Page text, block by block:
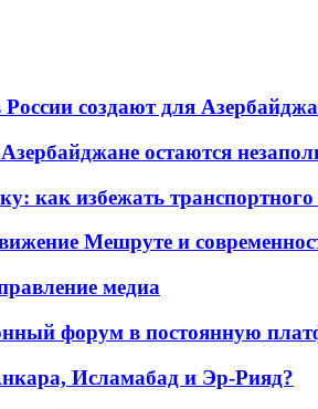
создают для
остаются
как избежать
Мешруте и
медиа
форум в постоянную
Исламабад и Эр-Рияд?